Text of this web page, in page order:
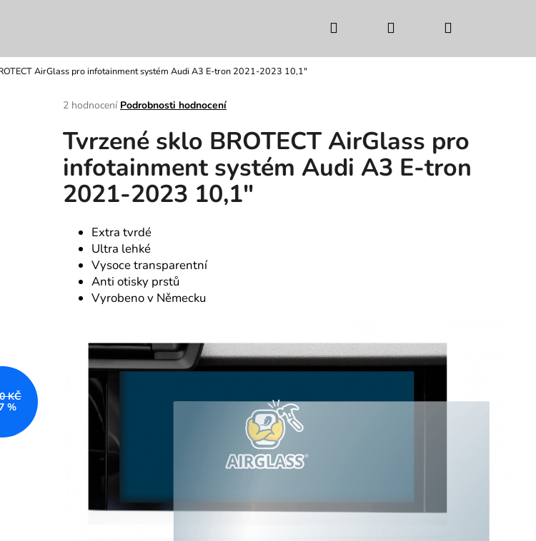
Přihlášení
AirGlass pro infotainment systém Audi A3 E-tron 2021-2023 10,1"
Průměrné
produktu
je
5,0
z
5
hvězdiček.
2 hodnocení Podrobnosti hodnocení
Tvrzené sklo BROTECT AirGlass pro
infotainment systém Audi A3 E-tron
2021-2023 10,1"
Extra tvrdé
Ultra lehké
Vysoce transparentní
Anti otisky prstů
Vyrobeno v Německu
KČ
%
najít?
HLEDAT
AIRGLASS
2017-2023 9,2"
ŠKODA YETI
590 Kč